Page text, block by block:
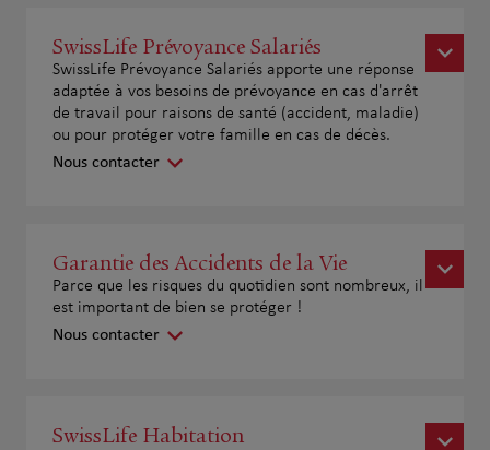
SwissLife Prévoyance Salariés
SwissLife Prévoyance Salariés apporte une réponse
adaptée à vos besoins de prévoyance en cas d'arrêt
de travail pour raisons de santé (accident, maladie)
ou pour protéger votre famille en cas de décès.
Nous contacter
Garantie des Accidents de la Vie
Parce que les risques du quotidien sont nombreux, il
est important de bien se protéger !
Nous contacter
SwissLife Habitation